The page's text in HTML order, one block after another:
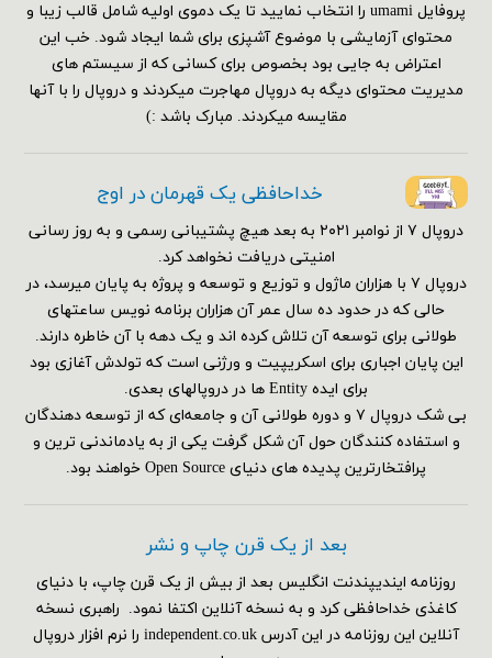
پروفایل umami را انتخاب نمایید تا یک دموی اولیه شامل قالب زیبا و
محتوای آزمایشی با موضوع آشپزی برای شما ایجاد شود. خب این
اعتراض به جایی بود بخصوص برای کسانی که از سیستم های
مدیریت محتوای دیگه به دروپال مهاجرت میکردند و دروپال را با آنها
مقایسه میکردند. مبارک باشد :)
خداحافظی یک قهرمان در اوج
دروپال ۷ از نوامبر ۲۰۲۱ به بعد هیچ پشتیبانی رسمی و به روز رسانی
امنیتی دریافت نخواهد کرد.
دروپال ۷ با هزاران ماژول و توزیع و توسعه و پروژه به پایان میرسد، در
حالی که در حدود ده سال عمر آن هزاران برنامه نویس ساعتهای
طولانی برای توسعه آن تلاش کرده اند و یک دهه با آن خاطره دارند.
این پایان اجباری برای اسکریپیت و ورژنی است که تولدش آغازی بود
برای ایده Entity ها در دروپالهای بعدی.
بی شک دروپال ۷ و دوره طولانی آن و جامعه‌ای که از توسعه دهندگان
و استفاده کنندگان حول آن شکل گرفت یکی از به یادماندنی ترین و
پرافتخارترین پدیده های دنیای Open Source خواهند بود.
بعد از یک قرن چاپ و نشر
روزنامه ایندیپندنت انگلیس بعد از بیش از یک قرن چاپ، با دنیای
کاغذی خداحافظی کرد و به نسخه آنلاین اکتفا نمود. راهبری نسخه
آنلاین این روزنامه در این آدرس independent.co.uk را نرم افزار دروپال